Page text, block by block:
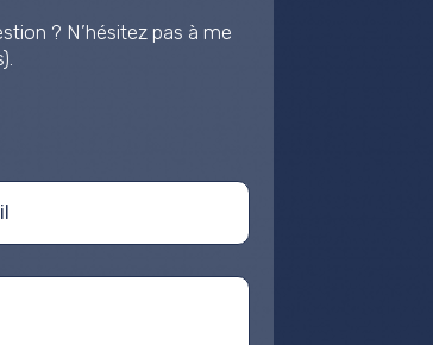
? N’hésitez pas à me